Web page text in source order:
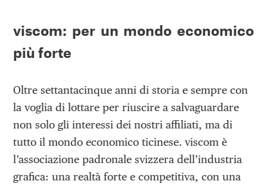
viscom: per un mondo economico
più forte
Oltre settantacinque anni di storia e sempre con
la voglia di lottare per riuscire a salvaguardare
non solo gli interessi dei nostri affiliati, ma di
tutto il mondo economico ticinese. viscom è
l’associazione padronale svizzera dell’industria
grafica: una realtà forte e competitiva, con una